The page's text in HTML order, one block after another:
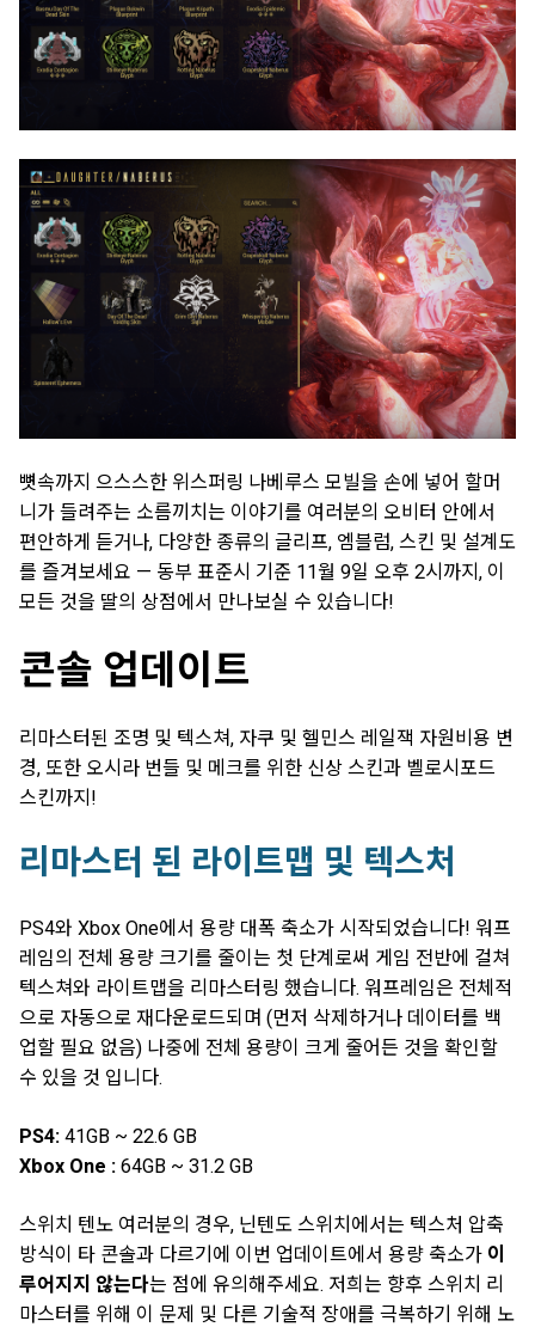
뼛속까지 으스스한 위스퍼링 나베루스 모빌을 손에 넣어 할머
니가 들려주는 소름끼치는 이야기를 여러분의 오비터 안에서
편안하게 듣거나, 다양한 종류의 글리프, 엠블럼, 스킨 및 설계도
를 즐겨보세요 — 동부 표준시 기준 11월 9일 오후 2시까지, 이
모든 것을 딸의 상점에서 만나보실 수 있습니다!
콘솔 업데이트
리마스터된 조명 및 텍스쳐, 자쿠 및 헬민스 레일잭 자원비용 변
경, 또한 오시라 번들 및 메크를 위한 신상 스킨과 벨로시포드
스킨까지!
리마스터 된 라이트맵 및 텍스처
PS4와 Xbox One에서 용량 대폭 축소가 시작되었습니다! 워프
레임의 전체 용량 크기를 줄이는 첫 단계로써 게임 전반에 걸쳐
텍스쳐와 라이트맵을 리마스터링 했습니다. 워프레임은 전체적
으로 자동으로 재다운로드되며 (먼저 삭제하거나 데이터를 백
업할 필요 없음) 나중에 전체 용량이 크게 줄어든 것을 확인할
수 있을 것 입니다.
PS4: 41GB ~ 22.6 GB
Xbox One : 64GB ~ 31.2 GB
스위치 텐노 여러분의 경우, 닌텐도 스위치에서는 텍스처 압축
방식이 타 콘솔과 다르기에 이번 업데이트에서 용량 축소가 이
루어지지 않는다는 점에 유의해주세요. 저희는 향후 스위치 리
마스터를 위해 이 문제 및 다른 기술적 장애를 극복하기 위해 노